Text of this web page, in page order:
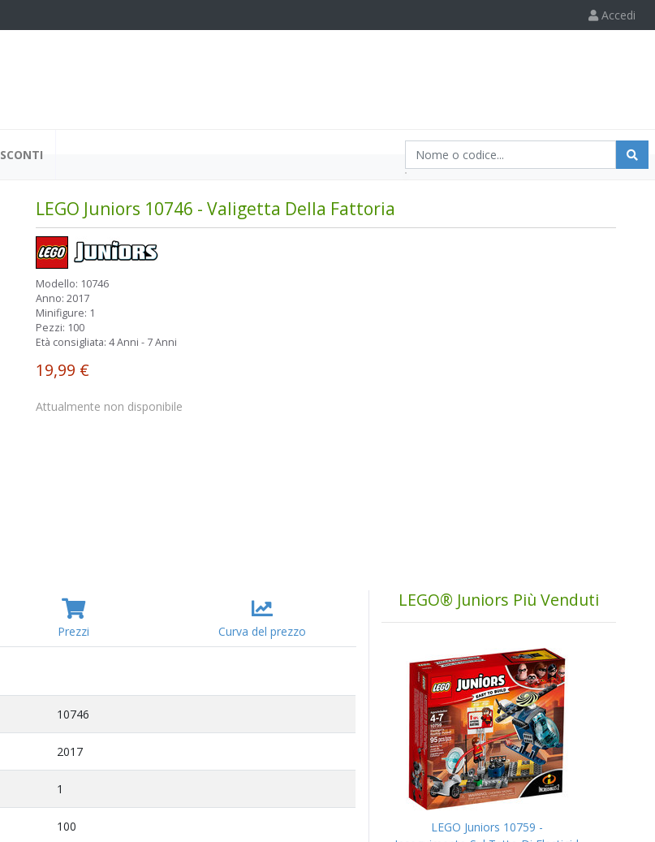
Accedi
SCONTI
LEGO Juniors 10746 - Valigetta Della Fattoria
Modello: 10746
Anno: 2017
Minifigure: 1
Pezzi: 100
Età consigliata: 4 Anni - 7 Anni
19,99 €
Attualmente non disponibile
Prezzi Curva del prezzo
10746
2017
1
100
LEGO® Juniors Più Venduti
LEGO Juniors 10759 -